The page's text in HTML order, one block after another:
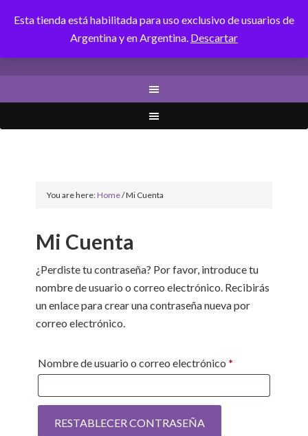
Esta tienda está habilitada para uso exclusivo de usuarios de
Argentina y en Argentina. Descartar
CANALIZANDOLUZ
You are here:Home/Mi Cuenta
Mi Cuenta
¿Perdiste tu contraseña? Por favor, introduce tu
nombre de usuario o correo electrónico. Recibirás
un enlace para crear una contraseña nueva por
correo electrónico.
Nombre de usuario o correo electrónico *
RESTABLECER CONTRASEÑA